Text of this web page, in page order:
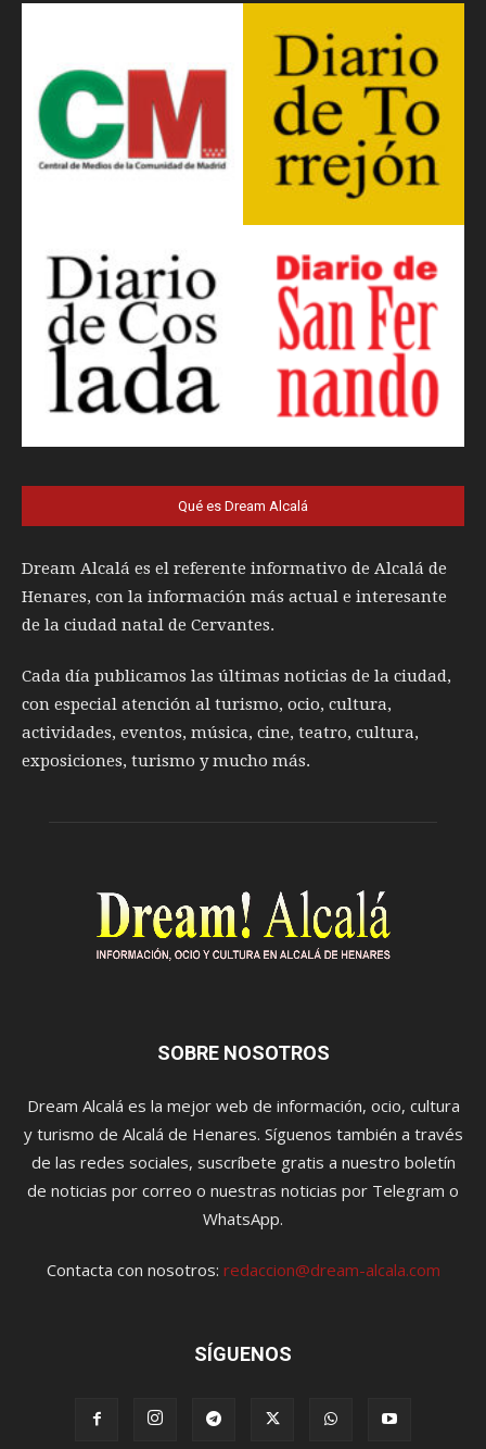
Qué es Dream Alcalá
Dream Alcalá es el referente informativo de Alcalá de
Henares, con la información más actual e interesante
de la ciudad natal de Cervantes.
Cada día publicamos las últimas noticias de la ciudad,
con especial atención al turismo, ocio, cultura,
actividades, eventos, música, cine, teatro, cultura,
exposiciones, turismo y mucho más.
SOBRE NOSOTROS
Dream Alcalá es la mejor web de información, ocio, cultura
y turismo de Alcalá de Henares. Síguenos también a través
de las redes sociales, suscríbete gratis a nuestro boletín
de noticias por correo o nuestras noticias por Telegram o
WhatsApp.
Contacta con nosotros: redaccion@dream-alcala.com
SÍGUENOS